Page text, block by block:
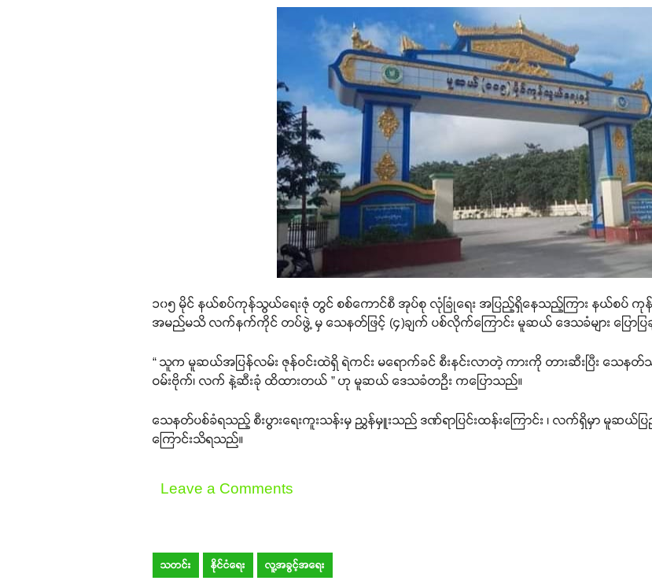
၁၀၅ မိုင် နယ်စပ်ကုန်သွယ်ရေးဇုံ တွင် စစ်ကောင်စီ အုပ်စု လုံခြုံရေး အပြည့်ရှိနေသည့်ကြား နယ်စပ် ကုန်
အမည်မသိ လက်နက်ကိုင် တပ်ဖွဲ့ မှ သေနတ်ဖြင့် (၄)ချက် ပစ်လိုက်ကြောင်း မူဆယ် ဒေသခံများ ပြောပ
“ သူက မူဆယ်အပြန်လမ်း ဇုန်ဝင်းထဲရှိ ရဲကင်း မရောက်ခင် စီးနင်းလာတဲ့ ကားကို တားဆီးပြီး သေန
ဝမ်းဗိုက်၊ လက် နဲ့ဆီးခုံ ထိထားတယ် ” ဟု မူဆယ် ဒေသခံတဦး ကပြောသည်။
သေနတ်ပစ်ခံရသည့် စီးပွားရေးကူးသန်းမှ ညွှန်မှူးသည် ဒဏ်ရာပြင်းထန်းကြောင်း ၊ လက်ရှိမှာ မူဆယ်ပ
ကြောင်းသိရသည်။
Leave a Comments
သတင်း နိုင်ငံရေး လူ့အခွင့်အရေး